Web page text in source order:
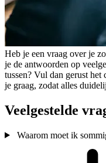
Heb je een vraag over je
je de antwoorden op
tussen? Vul dan gerust
je graag, zodat alles
Veelgestelde
Waarom moet ik